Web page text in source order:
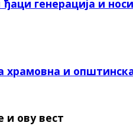
ђаци генерација и
храмовна и
и ову вест